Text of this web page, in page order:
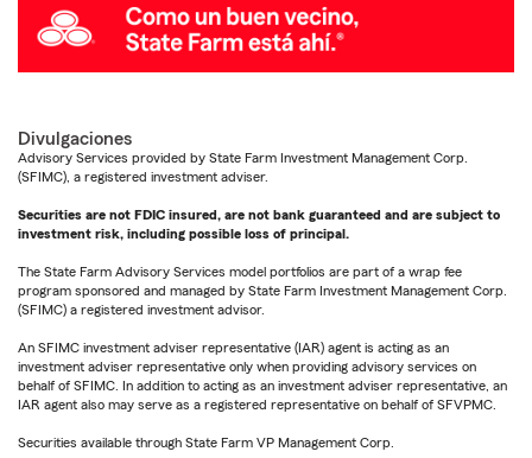
Divulgaciones
Advisory Services provided by State Farm Investment Management Corp.
(SFIMC), a registered investment adviser.
Securities are not FDIC insured, are not bank guaranteed and are subject to
investment risk, including possible loss of principal.
The State Farm Advisory Services model portfolios are part of a wrap fee
program sponsored and managed by State Farm Investment Management Corp.
(SFIMC) a registered investment advisor.
An SFIMC investment adviser representative (IAR) agent is acting as an
investment adviser representative only when providing advisory services on
behalf of SFIMC. In addition to acting as an investment adviser representative, an
IAR agent also may serve as a registered representative on behalf of SFVPMC.
Securities available through State Farm VP Management Corp.